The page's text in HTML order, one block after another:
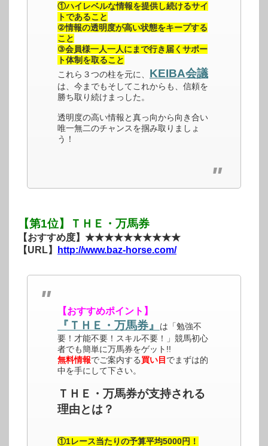
①ハイレベルな情報を提供し続けるサイ
トであること
②情報の透明度が高い状態をキープする
こと
③会員様一人一人にまで行き届くサポー
ト体制を取ること
これら３つの柱を元に、 KEIBA会議
は、今までもそしてこれからも、信頼を
勝ち取り続けまっした。
透明度の高い情報と真っ向から向き合い
唯一無二のチャンスを掴み取りましょ
う！
【第1位】ＴＨＥ・万馬券
【おすすめ度】★★★★★★★★★★
【URL】
http://www.baz-horse.com/
【おすすめポイント】
『ＴＨＥ・万馬券』
は「勉強不
要！才能不要！スキル不要！」競馬初心
者でも簡単に万馬券をゲット!!
無料情報でご案内する買い目でまずは的
中を手にして下さい。
ＴＨＥ・万馬券が支持される
理由とは？
①1レース当たりの予算平均5000円！